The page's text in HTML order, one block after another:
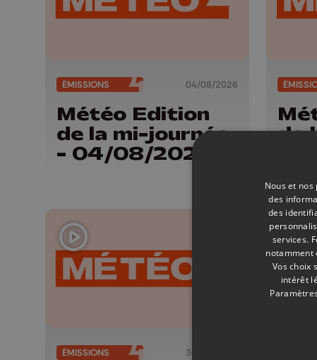
ÉMISSIONS 04/08/2026
Météo Edition
de la mi-journée
- 04/08/2026
de
-
ÉMISSIONS 30/07/2026
Nous et
des
des
services.
notamment
Vos choix
intérêt